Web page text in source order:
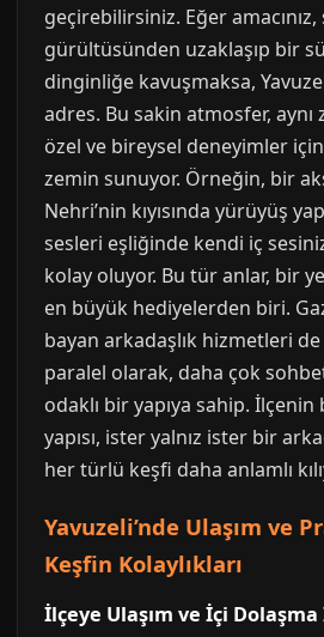
geçirebilirsiniz. Eğer amacınız,
gürültüsünden uzaklaşıp bir
dinginliğe kavuşmaksa,
adres. Bu sakin atmosfer, aynı
özel ve bireysel deneyimler
zemin sunuyor. Örneğin, bir
Nehri’nin kıyısında yürüyüş
sesleri eşliğinde kendi iç
kolay oluyor. Bu tür anlar, bir
en büyük hediyelerden biri.
bayan arkadaşlık hizmetleri
paralel olarak, daha çok
odaklı bir yapıya sahip.
yapısı, ister yalnız ister bir
her türlü keşfi daha anlamlı
Yavuzeli’nde Ulaşım ve
Keşfin Kolaylıkları
İlçeye Ulaşım ve İçi Dolaşma